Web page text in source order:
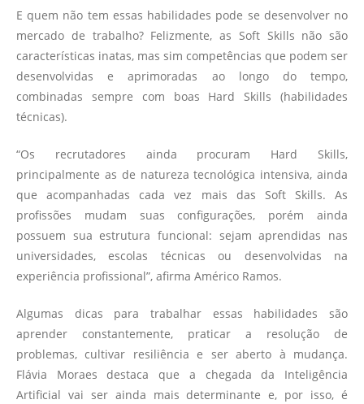
E quem não tem essas habilidades pode se desenvolver no
mercado de trabalho? Felizmente, as Soft Skills não são
características inatas, mas sim competências que podem ser
desenvolvidas e aprimoradas ao longo do tempo,
combinadas sempre com boas Hard Skills (habilidades
técnicas).
“Os recrutadores ainda procuram Hard Skills,
principalmente as de natureza tecnológica intensiva, ainda
que acompanhadas cada vez mais das Soft Skills. As
profissões mudam suas configurações, porém ainda
possuem sua estrutura funcional: sejam aprendidas nas
universidades, escolas técnicas ou desenvolvidas na
experiência profissional”, afirma Américo Ramos.
Algumas dicas para trabalhar essas habilidades são
aprender constantemente, praticar a resolução de
problemas, cultivar resiliência e ser aberto à mudança.
Flávia Moraes destaca que a chegada da Inteligência
Artificial vai ser ainda mais determinante e, por isso, é